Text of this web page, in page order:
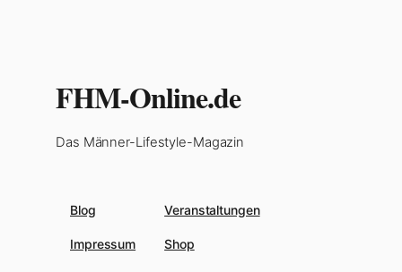
FHM-Online.de
Das Männer-Lifestyle-Magazin
Blog
Impressum
Veranstaltungen
Shop